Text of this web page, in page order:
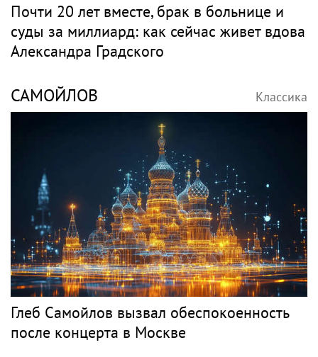
Почти 20 лет вместе, брак в больнице и
суды за миллиард: как сейчас живет вдова
Александра Градского
САМОЙЛОВ Классика
Глеб Самойлов вызвал обеспокоенность
после концерта в Москве